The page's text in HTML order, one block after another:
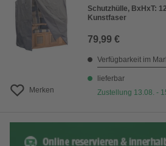
Merken
Schutzhülle, BxHxT:
Kunstfaser
79,99 €
Verfügbarkeit im
lieferbar
Zustellung 13.08. -